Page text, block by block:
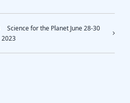
Science for the Planet June 28-30
2023